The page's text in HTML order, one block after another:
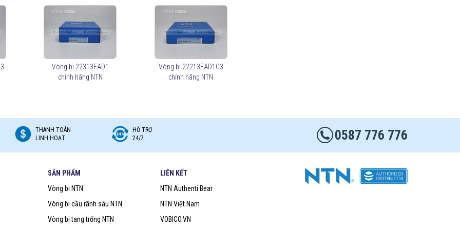
tự lựa.
tải trọng đều.
hoặc polyamide.
bụi và giữ mỡ bôi trơn lâu hơn.
dùng trong môi trường sạch.
Vòng bi 22313EAD1
chính hãng NTN
Vòng bi 22213EAD1C3
chính hãng NTN
THANH TOÁN
LINH HOẠT
HỖ TRỢ
24/7
0587 776 776
SẢN PHẨM
Vòng bi NTN
Vòng bi cầu rãnh sâu NTN
Vòng bi tang trống NTN
LIÊN KẾT
NTN Authenti Bear
NTN Việt Nam
VOBICO.VN